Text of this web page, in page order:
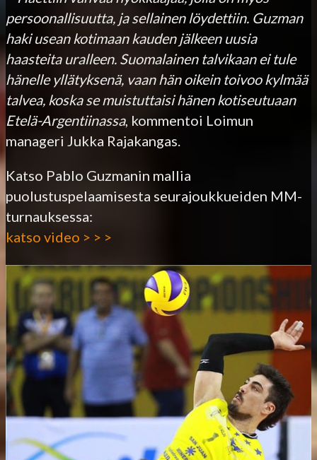
persoonallisuutta, ja sellainen löydettiin. Guzman
haki usean kotimaan kauden jälkeen uusia
haasteita uralleen. Suomalainen talvikaan ei tule
hänelle yllätyksenä, vaan hän oikein toivoo kylmää
talvea, koska se muistuttaisi hänen kotiseutuaan
Etelä-Argentiinassa, kommentoi Loimun
manageri Jukka Rajakangas.
Katso Pablo Guzmanin mallia
puolustuspelaamisesta seurajoukkueiden MM-
turnauksessa:
katso video > > >